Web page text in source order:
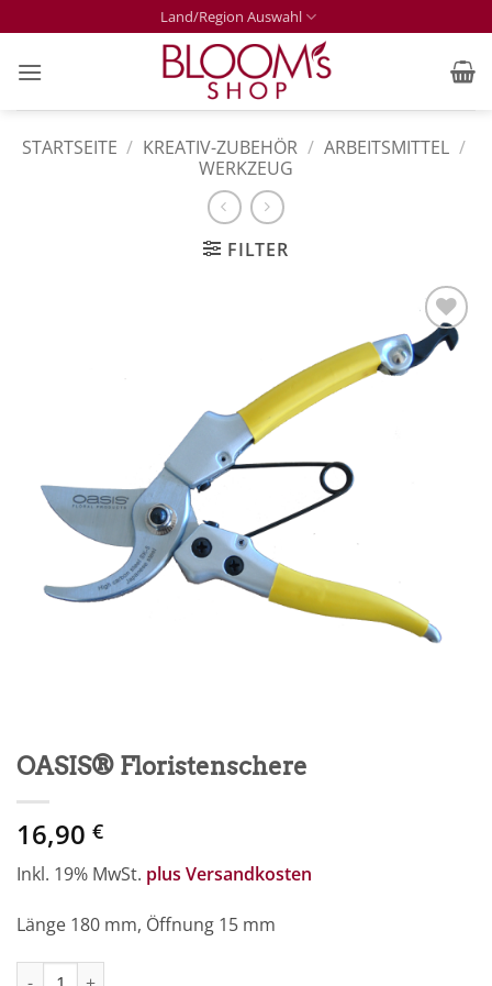
Inhalt
springen
Land/Region Auswahl
STARTSEITE / KREATIV-ZUBEHÖR / ARBEITSMITTEL /
WERKZEUG
FILTER
Zur
Merkliste
OASIS® Floristenschere
16,90 €
Inkl. 19% MwSt. plus Versandkosten
Länge 180 mm, Öffnung 15 mm
OASIS® Floristenschere Menge